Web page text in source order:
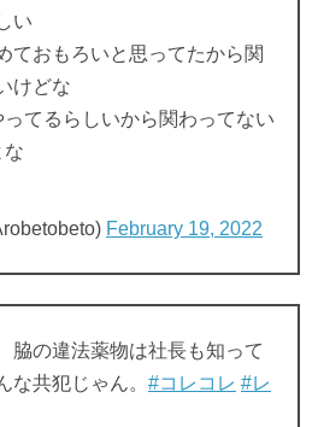
い
ておもろいと思ってたから関
けどな
ってるらしいから関わってない
な
February 19, 2022
脇の違法薬物は社長も知って
な共犯じゃん。 #コレコレ #レ